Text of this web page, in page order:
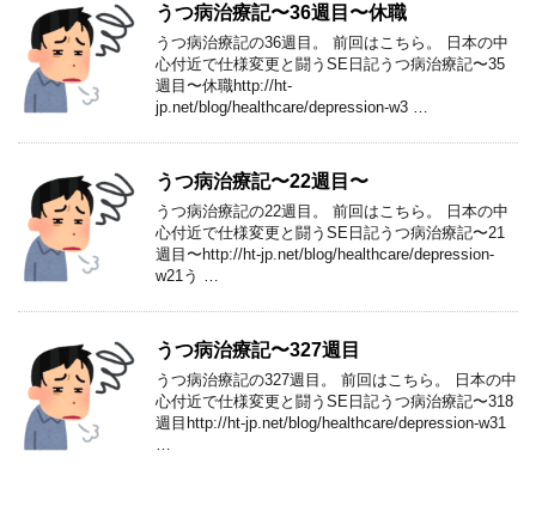
うつ病治療記〜36週目〜休職
うつ病治療記の36週目。 前回はこちら。 日本の中
心付近で仕様変更と闘うSE日記うつ病治療記〜35
週目〜休職http://ht-
jp.net/blog/healthcare/depression-w3 …
うつ病治療記〜22週目〜
うつ病治療記の22週目。 前回はこちら。 日本の中
心付近で仕様変更と闘うSE日記うつ病治療記〜21
週目〜http://ht-jp.net/blog/healthcare/depression-
w21う …
うつ病治療記〜327週目
うつ病治療記の327週目。 前回はこちら。 日本の中
心付近で仕様変更と闘うSE日記うつ病治療記〜318
週目http://ht-jp.net/blog/healthcare/depression-w31